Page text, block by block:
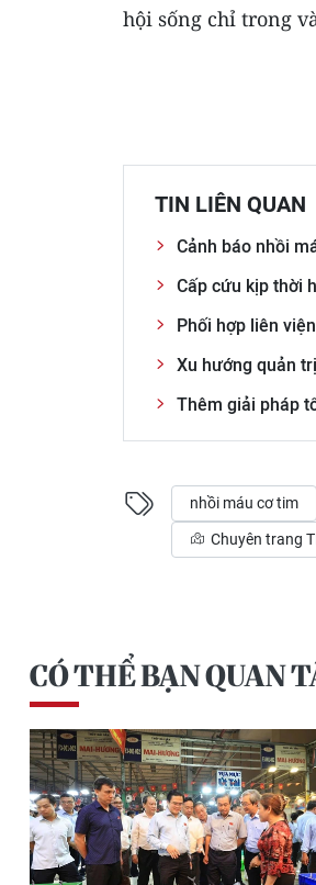
hội sống chỉ trong
TIN LIÊN QUAN
Cảnh báo nhồi
Cấp cứu kịp thời
Phối hợp liên
Xu hướng quản
Thêm giải pháp
nhồi máu cơ tim
Chuyên trang
CÓ THỂ BẠN QUAN